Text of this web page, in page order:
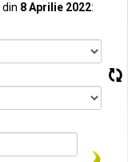
din 8 Aprilie 2022: